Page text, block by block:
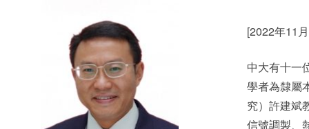
[2022年11
中大有十一
學者為隸屬
究）許建斌
信號調製、